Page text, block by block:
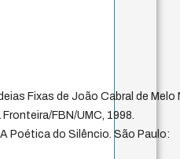
Fixas de João Cabral de Melo
FBN/UMC, 1998.
Poética do Silêncio. São Paulo: